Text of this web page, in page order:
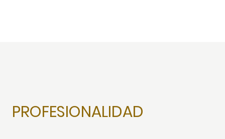
PROFESIONALIDAD